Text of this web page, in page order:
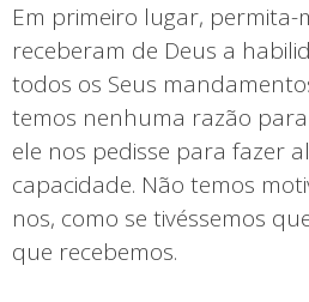
Em primeiro lugar, permita-
receberam de Deus a
todos os Seus
temos nenhuma razão
ele nos pedisse para fazer
capacidade. Não temos
nos, como se tivéssemos
que recebemos.